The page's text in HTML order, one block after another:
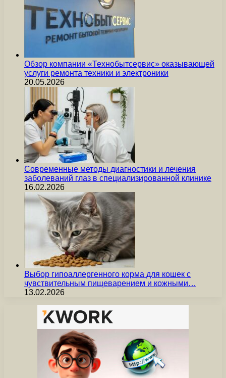
Обзор компании «Технобытсервис» оказывающей
услуги ремонта техники и электроники
20.05.2026
Современные методы диагностики и лечения
заболеваний глаз в специализированной клинике
16.02.2026
Выбор гипоаллергенного корма для кошек с
чувствительным пищеварением и кожными…
13.02.2026